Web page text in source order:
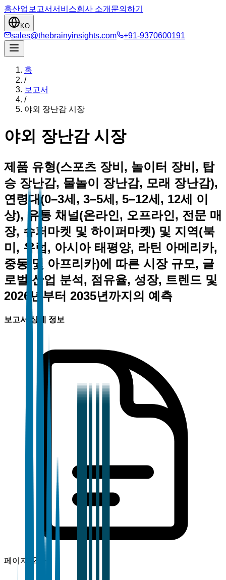
홈산업 보고서서비스회사 소개 문의하기
KO
sales@thebrainyinsights.com +91-9370600191
홈
/
보고서
/
야외 장난감 시장
야외 장난감 시장
제품 유형(스포츠 장비, 놀이터 장비, 탑
승 장난감, 물놀이 장난감, 모래 장난감),
연령대(0–3세, 3–5세, 5–12세, 12세 이
상), 유통 채널(온라인, 오프라인, 전문 매
장, 슈퍼마켓 및 하이퍼마켓) 및 지역(북
미, 유럽, 아시아 태평양, 라틴 아메리카,
중동 및 아프리카)에 따른 시장 규모, 글
로벌 산업 분석, 점유율, 성장, 트렌드 및
2026년부터 2035년까지의 예측
보고서 상세 정보
페이지 120+